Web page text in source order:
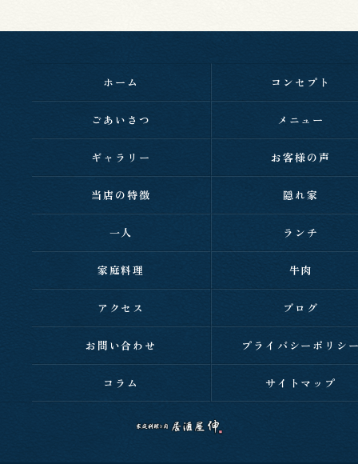
ホーム コンセプト
ごあいさつ メニュー
ギャラリー お客様の声
当店の特徴 隠れ家
一人 ランチ
家庭料理 牛肉
アクセス ブログ
お問い合わせ プライバシーポリシ
コラム サイトマップ